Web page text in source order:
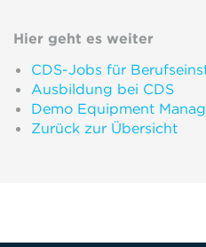
Hier geht es weiter
CDS-Jobs für
Ausbildung bei CDS
Demo Equipment
Zurück zur Übersicht